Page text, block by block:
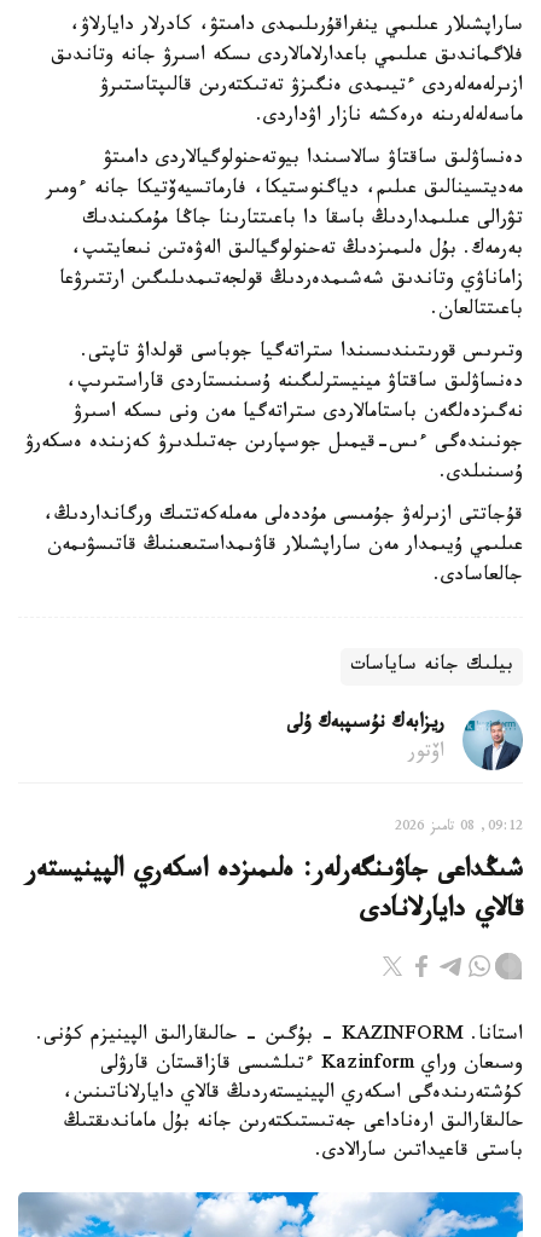
ساراپشىلار عىلىمي ينفراقۇرىلىمدى دامىتۋ، كادرلار دايارلاۋ،
فلاگماندىق عىلىمي باعدارلامالاردى ىسكە اسىرۋ جانە وتاندىق
ازىرلەمەلەردى ءتيىمدى ەنگىزۋ تەتىكتەرىن قالىپتاستىرۋ
ماسەلەلەرىنە ەرەكشە نازار اۋداردى.
دەنساۋلىق ساقتاۋ سالاسىندا بيوتەحنولوگيالاردى دامىتۋ
مەديتسينالىق عىلىم، دياگنوستيكا، فارماتسيەۆتيكا جانە ءومىر
تۋرالى عىلىمداردىڭ باسقا دا باعىتتارىنا جاڭا مۇمكىندىك
بەرمەك. بۇل ەلىمىزدىڭ تەحنولوگيالىق الەۋەتىن نىعايتىپ،
زاماناۋي وتاندىق شەشىمدەردىڭ قولجەتىمدىلىگىن ارتتىرۋعا
باعىتتالعان.
وتىرىس قورىتىندىسىندا ستراتەگيا جوباسى قولداۋ تاپتى.
دەنساۋلىق ساقتاۋ مينيسترلىگىنە ۇسىنىستاردى قاراستىرىپ،
نەگىزدەلگەن باستامالاردى ستراتەگيا مەن ونى ىسكە اسىرۋ
جونىندەگى ءىس-قيمىل جوسپارىن جەتىلدىرۋ كەزىندە ەسكەرۋ
ۇسىنىلدى.
قۇجاتتى ازىرلەۋ جۇمىسى مۇددەلى مەملەكەتتىك ورگانداردىڭ،
عىلىمي ۇيىمدار مەن ساراپشىلار قاۋىمداستىعىنىڭ قاتىسۋىمەن
جالعاسادى.
بيلىك جانە ساياسات
ريزابەك نۇسىپبەك ۇلى
اۆتور
09:12, 08 تامىز 2026
شىڭداعى جاۋىنگەرلەر: ەلىمىزدە اسكەري الپينيستەر
قالاي دايارلانادى
استانا. KAZINFORM - بۇگىن - حالىقارالىق الپينيزم كۇنى.
وسىعان وراي Kazinform ءتىلشىسى قازاقستان قارۋلى
كۇشتەرىندەگى اسكەري الپينيستەردىڭ قالاي دايارلاناتىنىن،
حالىقارالىق ارەناداعى جەتىستىكتەرىن جانە بۇل ماماندىقتىڭ
باستى قاعيداتىن سارالادى.